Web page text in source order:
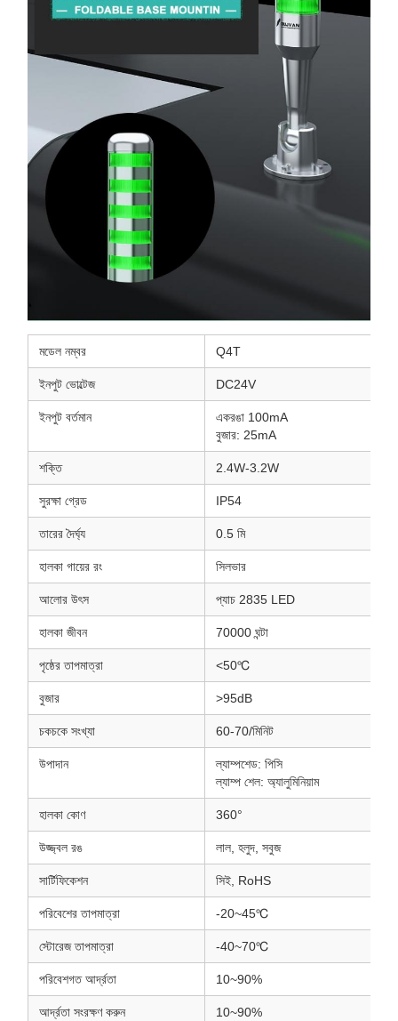
মডেল নম্বর Q4T
ইনপুট ভোল্টেজ DC24V
ইনপুট বর্তমান
একরঙা 100mA
বুজার: 25mA
শক্তি 2.4W-3.2W
সুরক্ষা গ্রেড IP54
তারের দৈর্ঘ্য 0.5 মি
হালকা গায়ের রং সিলভার
আলোর উৎস প্যাচ 2835 LED
হালকা জীবন 70000 ঘন্টা
পৃষ্ঠের তাপমাত্রা <50℃
বুজার >95dB
চকচকে সংখ্যা 60-70/মিনিট
উপাদান
ল্যাম্পশেড: পিসি
ল্যাম্প শেল: অ্যালুমিনিয়াম
হালকা কোণ 360°
উজ্জ্বল রঙ লাল, হলুদ, সবুজ
সার্টিফিকেশন সিই, RoHS
পরিবেশের তাপমাত্রা -20~45℃
স্টোরেজ তাপমাত্রা -40~70℃
পরিবেশগত আর্দ্রতা 10~90%
আর্দ্রতা সংরক্ষণ করুন 10~90%